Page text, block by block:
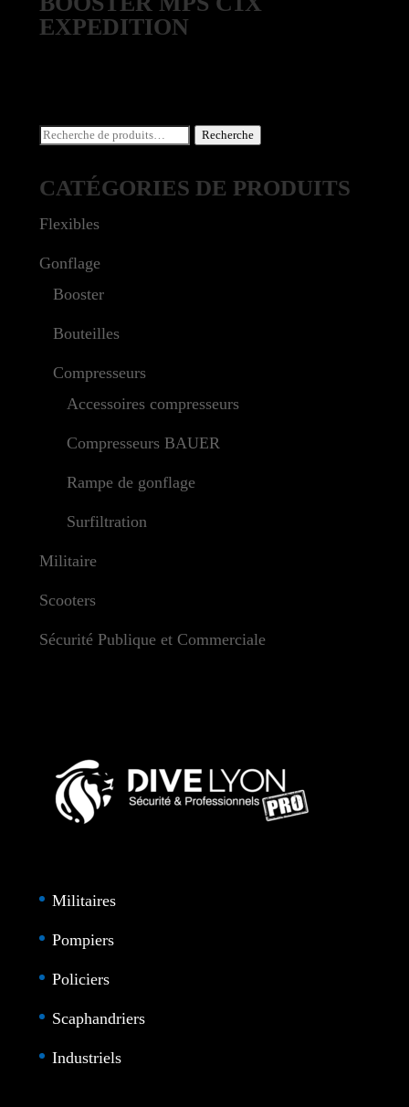
EXPEDITION
Recherche
Recherche
CATÉGORIES DE PRODUITS
Flexibles
Gonflage
Booster
Bouteilles
Compresseurs
Accessoires compresseurs
Compresseurs BAUER
Rampe de gonflage
Surfiltration
Militaire
Scooters
Sécurité Publique et Commerciale
Militaires
Pompiers
Policiers
Scaphandriers
Industriels